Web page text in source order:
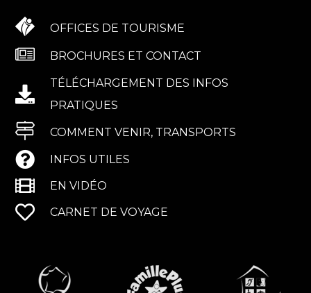
OFFICES DE TOURISME
BROCHURES ET CONTACT
TÉLÉCHARGEMENT DES INFOS
PRATIQUES
COMMENT VENIR, TRANSPORTS
INFOS UTILES
EN VIDÉO
CARNET DE VOYAGE